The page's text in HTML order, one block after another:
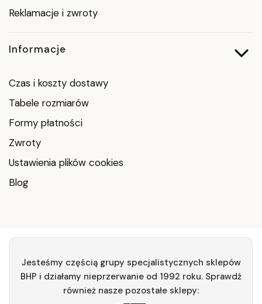
Reklamacje i zwroty
Informacje
Czas i koszty dostawy
Tabele rozmiarów
Formy płatności
Zwroty
Ustawienia plików cookies
Blog
Jesteśmy częścią grupy specjalistycznych sklepów
BHP i działamy nieprzerwanie od 1992 roku. Sprawdź
również nasze pozostałe sklepy: